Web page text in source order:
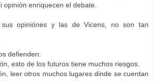
opinión enriquecen el debate.
opiniónes y las de Vicens, no son tan
defienden:
esto de los futuros tiene muchos riesgos.
leer otros muchos lugares dinde se cuentan